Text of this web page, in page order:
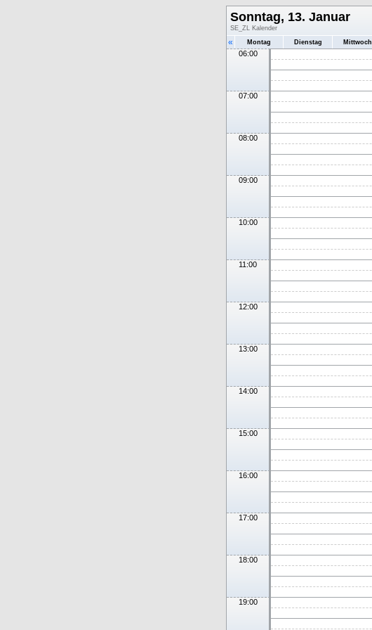
Sonntag, 13. Januar
SE_ZL Kalender
« Montag Dienstag Mittwoch
06:00
07:00
08:00
09:00
10:00
11:00
12:00
13:00
14:00
15:00
16:00
17:00
18:00
19:00